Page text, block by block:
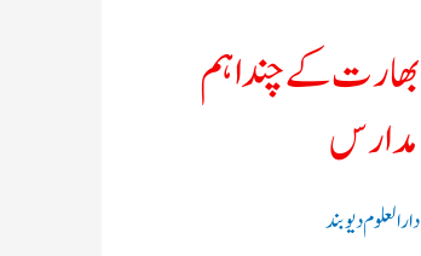
بھارت کے چند اہم
مدارس
دارالعلوم دیوبند